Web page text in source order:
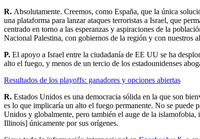
R. Absolutamente. Creemos, como España, que la única
una plataforma para lanzar ataques terroristas a Israel, que
centrado en torno a las esperanzas y aspiraciones de la
Nacional Palestina, con gobiernos de la región y con nuestros
P. El apoyo a Israel entre la ciudadanía de EE UU se ha
alto el fuego, y menos de un tercio de los estadounidenses
Resultados de los playoffs: ganadores y opciones abiertas
R. Estados Unidos es una democracia sólida en la que son
es lo que implicaría un alto el fuego permanente. No se puede
Unidos y globalmente, pero también el auge de la islamofobia,
Illinois] únicamente por sus orígenes.